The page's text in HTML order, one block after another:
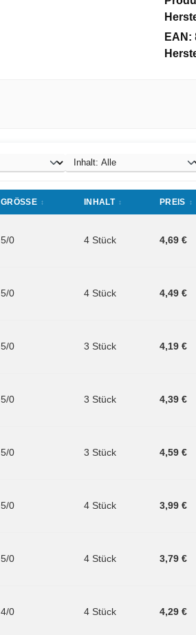
EAN:
GRÖSSE INHALT PREIS
5/0 4 Stück 4,69 €
5/0 4 Stück 4,49 €
5/0 3 Stück 4,19 €
5/0 3 Stück 4,39 €
5/0 3 Stück 4,59 €
5/0 4 Stück 3,99 €
5/0 4 Stück 3,79 €
4/0 4 Stück 4,29 €